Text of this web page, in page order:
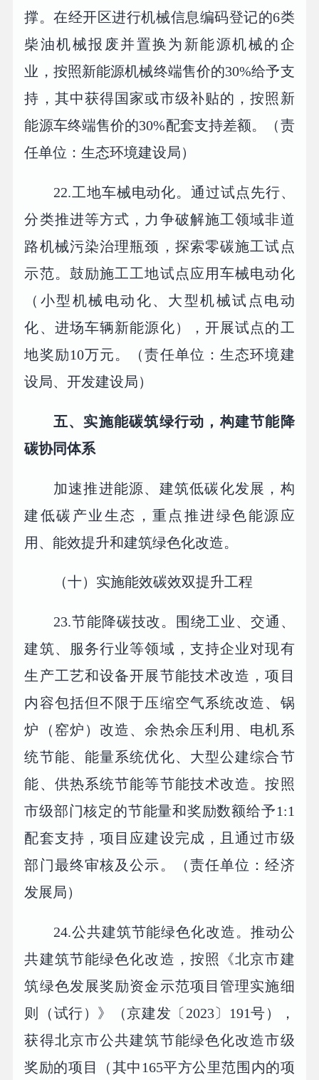
撑。在经开区进行机械信息编码登记的6类
柴油机械报废并置换为新能源机械的企
业，按照新能源机械终端售价的30%给予支
持，其中获得国家或市级补贴的，按照新
能源车终端售价的30%配套支持差额。（责
任单位：生态环境建设局）
22.工地车械电动化。通过试点先行、
分类推进等方式，力争破解施工领域非道
路机械污染治理瓶颈，探索零碳施工试点
示范。鼓励施工工地试点应用车械电动化
（小型机械电动化、大型机械试点电动
化、进场车辆新能源化），开展试点的工
地奖励10万元。（责任单位：生态环境建
设局、开发建设局）
五、实施能碳筑绿行动，构建节能降
碳协同体系
加速推进能源、建筑低碳化发展，构
建低碳产业生态，重点推进绿色能源应
用、能效提升和建筑绿色化改造。
（十）实施能效碳效双提升工程
23.节能降碳技改。围绕工业、交通、
建筑、服务行业等领域，支持企业对现有
生产工艺和设备开展节能技术改造，项目
内容包括但不限于压缩空气系统改造、锅
炉（窑炉）改造、余热余压利用、电机系
统节能、能量系统优化、大型公建综合节
能、供热系统节能等节能技术改造。按照
市级部门核定的节能量和奖励数额给予1:1
配套支持，项目应建设完成，且通过市级
部门最终审核及公示。（责任单位：经济
发展局）
24.公共建筑节能绿色化改造。推动公
共建筑节能绿色化改造，按照《北京市建
筑绿色发展奖励资金示范项目管理实施细
则（试行）》（京建发〔2023〕191号），
获得北京市公共建筑节能绿色化改造市级
奖励的项目（其中165平方公里范围内的项